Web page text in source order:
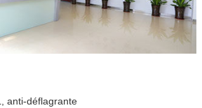
anti-déflagrante